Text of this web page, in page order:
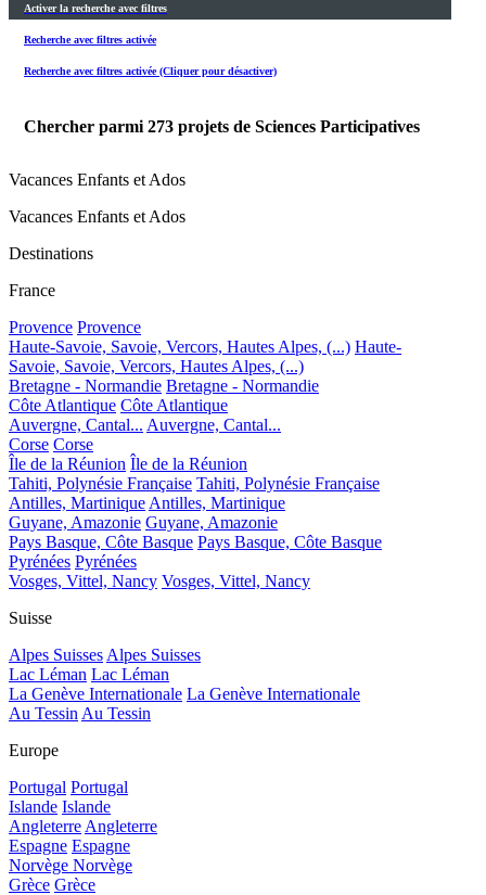
Activer la recherche avec filtres
Recherche avec filtres activée
Recherche avec filtres activée (Cliquer pour désactiver)
Chercher parmi 273 projets de Sciences Participatives
Vacances Enfants et Ados
Vacances Enfants et Ados
Destinations
France
Provence Provence
Haute-Savoie, Savoie, Vercors, Hautes Alpes, (...) Haute-
Savoie, Savoie, Vercors, Hautes Alpes, (...)
Bretagne - Normandie Bretagne - Normandie
Côte Atlantique Côte Atlantique
Auvergne, Cantal... Auvergne, Cantal...
Corse Corse
Île de la Réunion Île de la Réunion
Tahiti, Polynésie Française Tahiti, Polynésie Française
Antilles, Martinique Antilles, Martinique
Guyane, Amazonie Guyane, Amazonie
Pays Basque, Côte Basque Pays Basque, Côte Basque
Pyrénées Pyrénées
Vosges, Vittel, Nancy Vosges, Vittel, Nancy
Suisse
Alpes Suisses Alpes Suisses
Lac Léman Lac Léman
La Genève Internationale La Genève Internationale
Au Tessin Au Tessin
Europe
Portugal Portugal
Islande Islande
Angleterre Angleterre
Espagne Espagne
Norvège Norvège
Grèce Grèce